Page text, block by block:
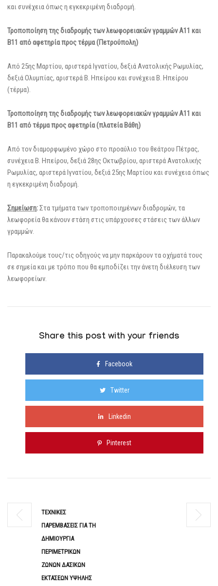
και συνέχεια όπως η εγκεκριμένη διαδρομή.
Τροποποίηση της διαδρομής των λεωφορειακών γραμμών Α11 και
Β11 από αφετηρία προς τέρμα (Πετρούπολη)
Από 25ης Μαρτίου, αριστερά Ιγνατίου, δεξιά Ανατολικής Ρωμυλίας,
δεξιά Ολυμπίας, αριστερά Β. Ηπείρου και συνέχεια Β. Ηπείρου
(τέρμα).
Τροποποίηση της διαδρομής των λεωφορειακών γραμμών Α11 και
Β11 από τέρμα προς αφετηρία (πλατεία Βάθη)
Από τον διαμορφωμένο χώρο στο προαύλιο του θεάτρου Πέτρας,
συνέχεια Β. Ηπείρου, δεξιά 28ης Οκτωβρίου, αριστερά Ανατολικής
Ρωμυλίας, αριστερά Ιγνατίου, δεξιά 25ης Μαρτίου και συνέχεια όπως
η εγκεκριμένη διαδρομή.
Σημείωση:Στα τμήματα των τροποποιημένων διαδρομών, τα
λεωφορεία θα κάνουν στάση στις υπάρχουσες στάσεις των άλλων
γραμμών.
Παρακαλούμε τους/τις οδηγούς να μην παρκάρουν τα οχήματά τους
σε σημεία και με τρόπο που θα εμποδίζει την άνετη διέλευση των
λεωφορείων.
Share this post with your friends
Facebook
Twitter
Linkedin
Pinterest
ΤΕΧΝΙΚΕΣ
ΠΑΡΕΜΒΑΣΕΙΣ ΓΙΑ ΤΗ
ΔΗΜΙΟΥΡΓΙΑ
ΠΕΡΙΜΕΤΡΙΚΩΝ
ΖΩΝΩΝ ΔΑΣΙΚΩΝ
ΕΚΤΑΣΕΩΝ ΥΨΗΛΗΣ